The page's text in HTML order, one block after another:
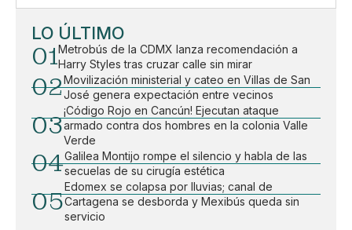
LO ÚLTIMO
01Metrobús de la CDMX lanza recomendación a
Harry Styles tras cruzar calle sin mirar
02Movilización ministerial y cateo en Villas de San
José genera expectación entre vecinos
03
¡Código Rojo en Cancún! Ejecutan ataque
armado contra dos hombres en la colonia Valle
Verde
04Galilea Montijo rompe el silencio y habla de las
secuelas de su cirugía estética
05
Edomex se colapsa por lluvias; canal de
Cartagena se desborda y Mexibús queda sin
servicio